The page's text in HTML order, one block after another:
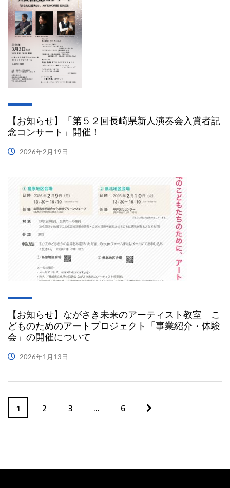
【お知らせ】「第５２回長崎県新人演奏会入賞者記
念コンサート」開催！
2026年2月19日
【お知らせ】ながさき未来のアーティスト教室 こ
どものためのアートプロジェクト「事業紹介・体験
会」の開催について
2026年1月13日
1 2 3 … 6